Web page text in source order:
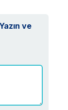
Çift
Öfke
Ergen
ve